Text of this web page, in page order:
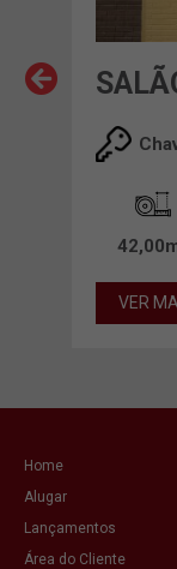
VER
Home
Alugar
Lançamentos
Área do Cliente